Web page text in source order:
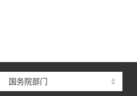
国务院部门